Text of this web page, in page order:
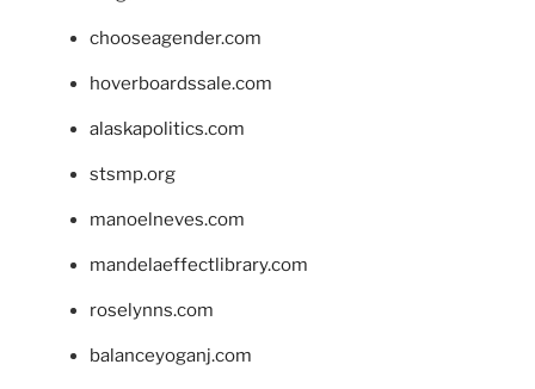
chooseagender.com
hoverboardssale.com
alaskapolitics.com
stsmp.org
manoelneves.com
mandelaeffectlibrary.com
roselynns.com
balanceyoganj.com